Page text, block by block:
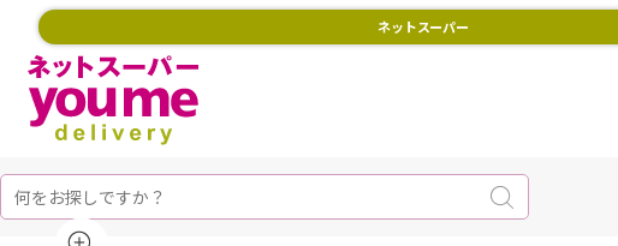
ネットスーパー